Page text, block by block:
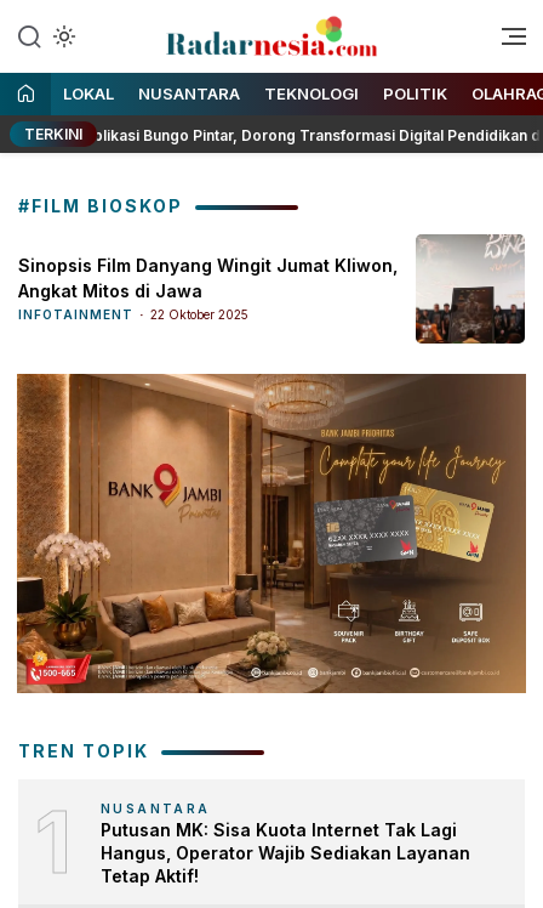
Radarnesia
Enak Dibaca
LOKAL NUSANTARA TEKNOLOGI POLITIK
TERKINIAplikasi Bungo Pintar, Dorong Transformasi Digital Pendidikan di
#FILM BIOSKOP
Sinopsis Film Danyang Wingit Jumat Kliwon,
Angkat Mitos di Jawa
INFOTAINMENT 22 Oktober 2025
TREN TOPIK
1 NUSANTARA
Putusan MK: Sisa Kuota Internet Tak Lagi
Hangus, Operator Wajib Sediakan Layanan
Tetap Aktif!